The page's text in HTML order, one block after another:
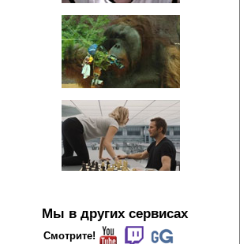
Мы в других сервисах
Смотрите!